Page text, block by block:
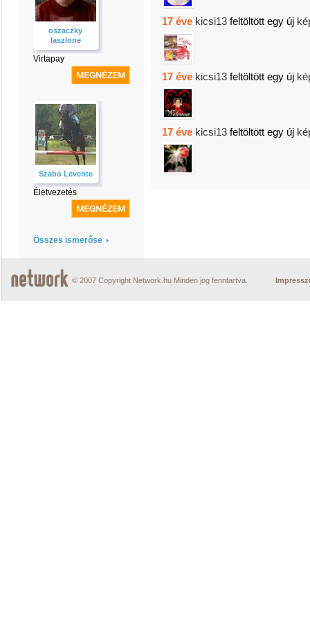
oszaczky
laszlone
Virtapay
Szabo Levente
Életvezetés
Összes ismerőse
17 éve kicsi13 feltöltött egy új
17 éve kicsi13 feltöltött egy új
17 éve kicsi13 feltöltött egy új
© 2007 Copyright Network.hu Minden jog fenntartva.